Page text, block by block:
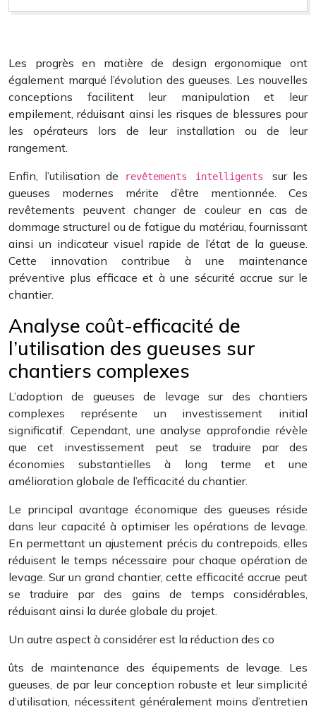
Les progrès en matière de design ergonomique ont
également marqué l’évolution des gueuses. Les nouvelles
conceptions facilitent leur manipulation et leur
empilement, réduisant ainsi les risques de blessures pour
les opérateurs lors de leur installation ou de leur
rangement.
Enfin, l’utilisation de
revêtements intelligents sur les
gueuses modernes mérite d’être mentionnée. Ces
revêtements peuvent changer de couleur en cas de
dommage structurel ou de fatigue du matériau, fournissant
ainsi un indicateur visuel rapide de l’état de la gueuse.
Cette innovation contribue à une maintenance
préventive plus efficace et à une sécurité accrue sur le
chantier.
Analyse coût-efficacité de
l’utilisation des gueuses sur
chantiers complexes
L’adoption de gueuses de levage sur des chantiers
complexes représente un investissement initial
significatif. Cependant, une analyse approfondie révèle
que cet investissement peut se traduire par des
économies substantielles à long terme et une
amélioration globale de l’efficacité du chantier.
Le principal avantage économique des gueuses réside
dans leur capacité à optimiser les opérations de levage.
En permettant un ajustement précis du contrepoids, elles
réduisent le temps nécessaire pour chaque opération de
levage. Sur un grand chantier, cette efficacité accrue peut
se traduire par des gains de temps considérables,
réduisant ainsi la durée globale du projet.
Un autre aspect à considérer est la réduction des co
ûts de maintenance des équipements de levage. Les
gueuses, de par leur conception robuste et leur simplicité
d’utilisation, nécessitent généralement moins d’entretien